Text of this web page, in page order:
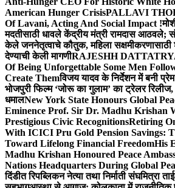
American Hunger CrisisPALLAVI
Of Lavani, Acting And Social Impact !
मदतीसाठी धावले केंद्रीय मंत्री रामदास आठवले;
केले जननेतृत्वाचे कौतुक, महिला सक्षमीकरणासाठी
देण्याची केली मागणीRAJESHH
Of Being Unforgettable Some Men
Create Themविजय यादव के निर्देशन में बनी
भोजपुरी फिल्म ‘जोरू का गुलाम’ का ट्रेलर रिलीज,
धमालNew York State Honours Global
Eminence Prof. Sir Dr. Madhu Krishan
Prestigious Civic RecognitionsRetiring
With ICICI Pru Gold Pension Savings:
Toward Lifelong Financial FreedomHis
Madhu Krishan Honoured Peace
Nations Headquarters During Global
दिंडीत रिपब्लिकन नेत्या तथा निर्माती संघमित्रा